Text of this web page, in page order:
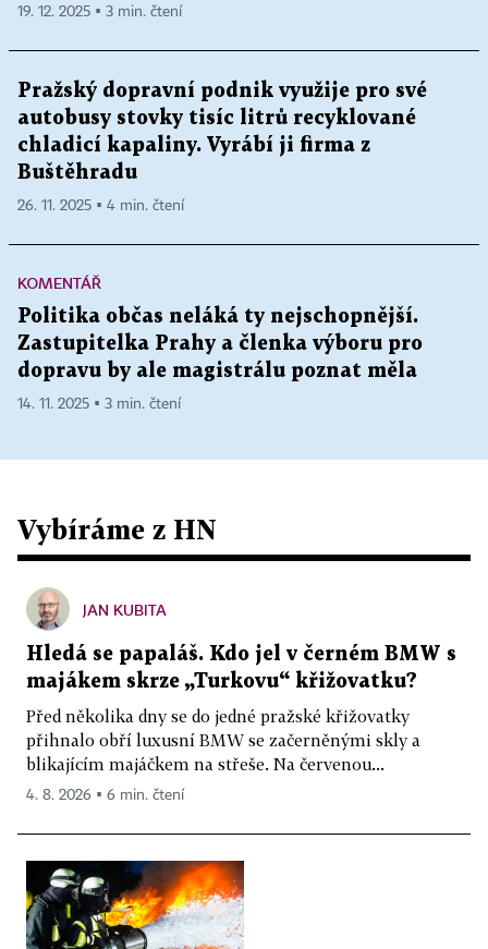
19. 12. 2025 ▪ 3 min. čtení
Pražský dopravní podnik využije pro své
autobusy stovky tisíc litrů recyklované
chladicí kapaliny. Vyrábí ji firma z
Buštěhradu
26. 11. 2025 ▪ 4 min. čtení
KOMENTÁŘ
Politika občas neláká ty nejschopnější.
Zastupitelka Prahy a členka výboru pro
dopravu by ale magistrálu poznat měla
14. 11. 2025 ▪ 3 min. čtení
Vybíráme z HN
JAN KUBITA
Hledá se papaláš. Kdo jel v černém BMW s
majákem skrze „Turkovu“ křižovatku?
Před několika dny se do jedné pražské křižovatky
přihnalo obří luxusní BMW se začerněnými skly a
blikajícím majáčkem na střeše. Na červenou...
4. 8. 2026 ▪ 6 min. čtení